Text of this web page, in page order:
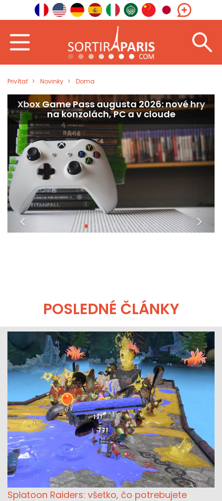
Privítať Novinky Doma
©Konami
Metal Gear Solid: Master Collection Vol. 2
odhaľuje trailer pred samotným vydaním
< >
POSLEDNÉ ČLÁNKY
Splatoon Raiders: všetko, čo potrebujete